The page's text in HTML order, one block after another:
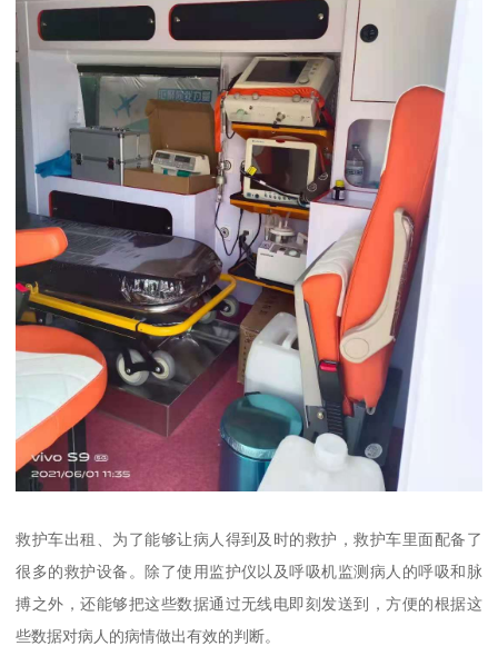
救护车出租、为了能够让病人得到及时的救护，救护车里面配备了
很多的救护设备。除了使用监护仪以及呼吸机监测病人的呼吸和脉
搏之外，还能够把这些数据通过无线电即刻发送到，方便的根据这
些数据对病人的病情做出有效的判断。